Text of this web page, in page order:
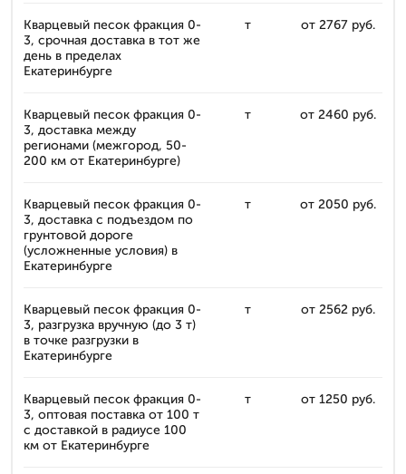
Кварцевый песок фракция 0-
3, срочная доставка в тот же
день в пределах
Екатеринбурге
т от 2767 руб.
Кварцевый песок фракция 0-
3, доставка между
регионами (межгород, 50-
200 км от Екатеринбурге)
т от 2460 руб.
Кварцевый песок фракция 0-
3, доставка с подъездом по
грунтовой дороге
(усложненные условия) в
Екатеринбурге
т от 2050 руб.
Кварцевый песок фракция 0-
3, разгрузка вручную (до 3 т)
в точке разгрузки в
Екатеринбурге
т от 2562 руб.
Кварцевый песок фракция 0-
3, оптовая поставка от 100 т
с доставкой в радиусе 100
км от Екатеринбурге
т от 1250 руб.